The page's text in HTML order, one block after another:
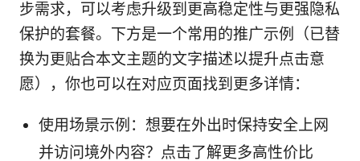
步需求，可以考虑升级到更高稳定性与更强隐私
保护的套餐。下方是一个常用的推广示例（已替
换为更贴合本文主题的文字描述以提升点击意
愿），你也可以在对应页面找到更多详情：
使用场景示例：想要在外出时保持安全上网
并访问境外内容？点击了解更多高性价比